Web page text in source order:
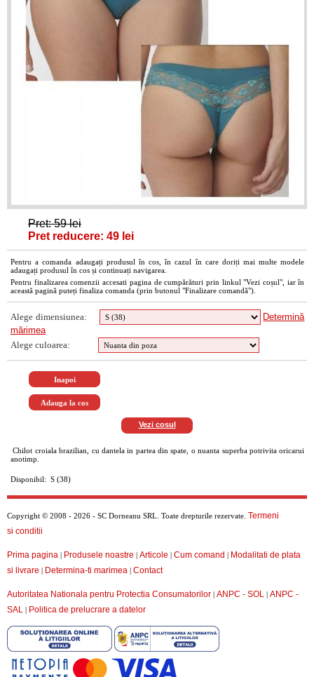
Pret: 59 lei
Pret reducere: 49 lei
Pentru a comanda adaugați produsul în cos, în cazul în care doriți mai multe modele
adaugați produsul în cos și continuați navigarea.
Pentru finalizarea comenzii accesati pagina de cumpărături prin linkul "Vezi coșul", iar în
această pagină puteți finaliza comanda (prin butonul "Finalizare comandă").
Alege dimensiunea:
Determină
mărimea
Alege culoarea:
Vezi cosul
Chilot croiala brazilian, cu dantela in partea din spate, o nuanta superba potrivita oricarui
anotimp.
Disponibil: S (38)
Copyright © 2008 - 2026 - SC Dorneanu SRL. Toate drepturile rezervate. Termeni
si conditii
Prima pagina | Produsele noastre | Articole | Cum comand | Modalitati de plata
si livrare | Determina-ti marimea | Contact
Autoritatea Nationala pentru Protectia Consumatorilor | ANPC - SOL | ANPC -
SAL | Politica de prelucrare a datelor